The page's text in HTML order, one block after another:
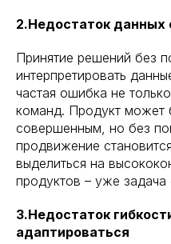
2.Недостаток данных
Принятие решений без
интерпретировать
частая ошибка не
команд. Продукт может
совершенным, но без
продвижение
выделиться на
продуктов – уже задача
3.Недостаток
адаптироваться